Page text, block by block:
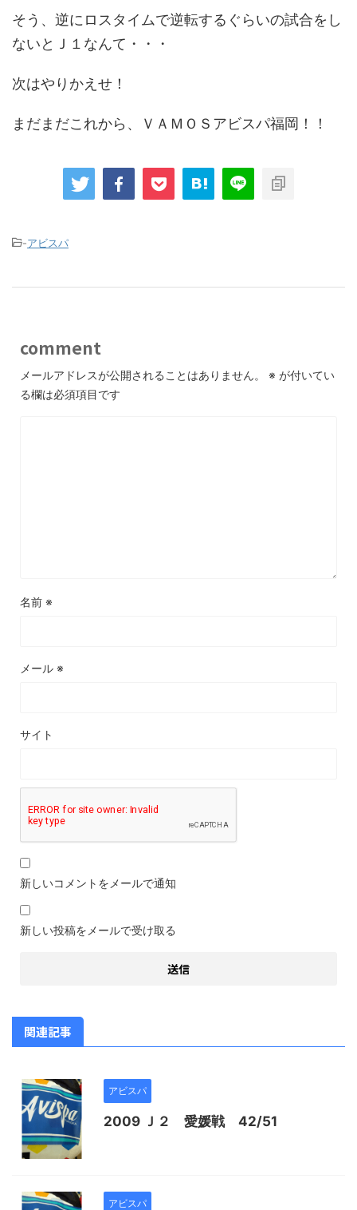
そう、逆にロスタイムで逆転するぐらいの試合をし
ないとＪ１なんて・・・
次はやりかえせ！
まだまだこれから、ＶＡＭＯＳアビスパ福岡！！
-アビスパ
comment
メールアドレスが公開されることはありません。 ※ が付いてい
る欄は必須項目です
名前 ※
メール ※
サイト
新しいコメントをメールで通知
新しい投稿をメールで受け取る
関連記事
アビスパ
2009 Ｊ２ 愛媛戦 42/51
アビスパ